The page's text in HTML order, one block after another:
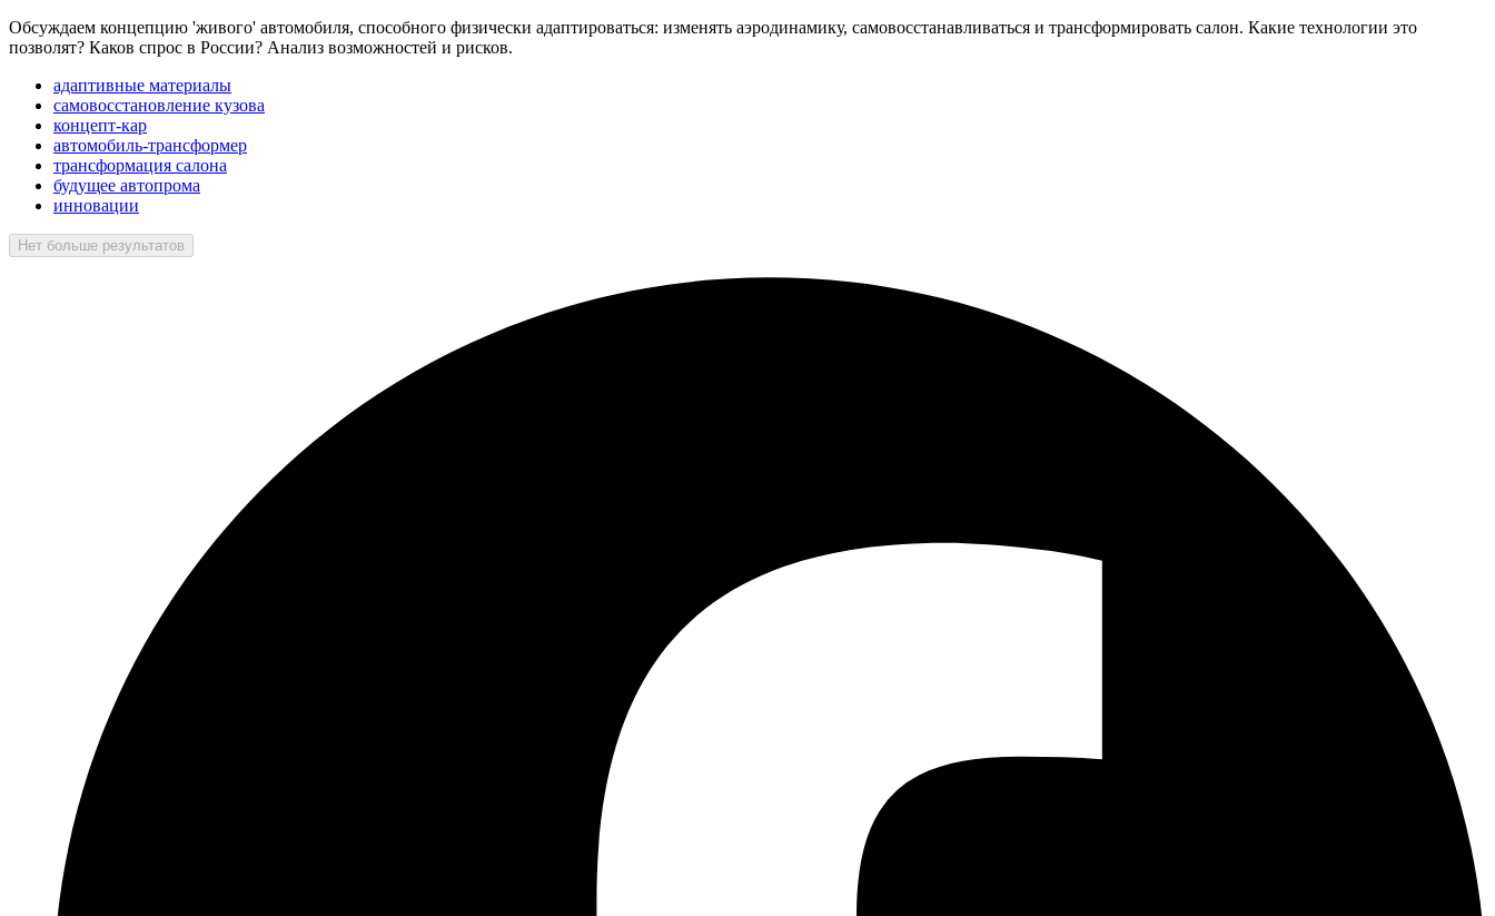
Обсуждаем концепцию 'живого' автомобиля, способного физически адаптироваться: изменять аэродинамику, самовосстанавливаться и трансформировать салон. Какие технологии это
позволят? Каков спрос в России? Анализ возможностей и рисков.
адаптивные материалы
самовосстановление кузова
концепт-кар
автомобиль-трансформер
трансформация салона
будущее автопрома
инновации
Нет больше результатов